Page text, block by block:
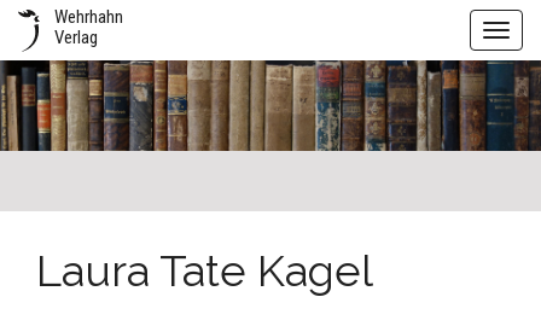
Wehrhahn
Verlag
Laura Tate Kagel